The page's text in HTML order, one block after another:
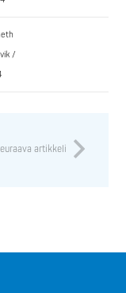
/
artikkeli